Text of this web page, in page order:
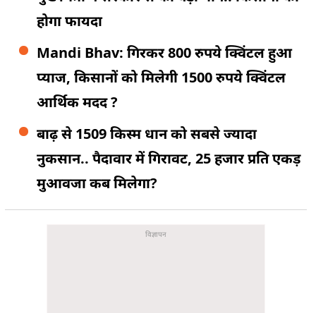
होगा फायदा
Mandi Bhav: गिरकर 800 रुपये क्विंटल हुआ
प्याज, किसानों को मिलेगी 1500 रुपये क्विंटल
आर्थिक मदद ?
बाढ़ से 1509 किस्म धान को सबसे ज्यादा
नुकसान.. पैदावार में गिरावट, 25 हजार प्रति एकड़
मुआवजा कब मिलेगा?